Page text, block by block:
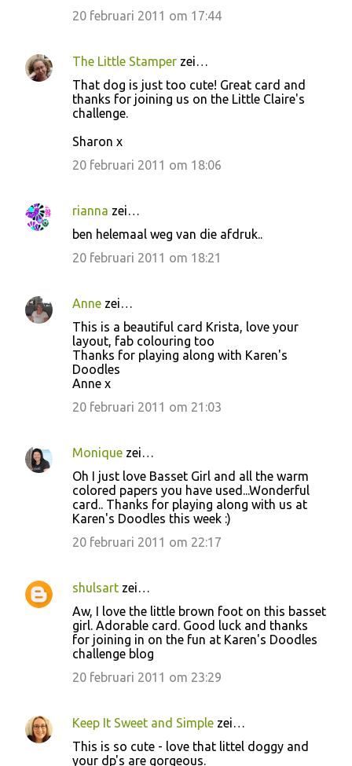
20 februari 2011 om 17:44
The Little Stamper zei…
That dog is just too cute! Great card and
thanks for joining us on the Little Claire's
challenge.
Sharon x
20 februari 2011 om 18:06
rianna zei…
ben helemaal weg van die afdruk..
20 februari 2011 om 18:21
Anne zei…
This is a beautiful card Krista, love your
layout, fab colouring too
Thanks for playing along with Karen's
Doodles
Anne x
20 februari 2011 om 21:03
Monique zei…
Oh I just love Basset Girl and all the warm
colored papers you have used...Wonderful
card.. Thanks for playing along with us at
Karen's Doodles this week :)
20 februari 2011 om 22:17
shulsart zei…
Aw, I love the little brown foot on this basset
girl. Adorable card. Good luck and thanks
for joining in on the fun at Karen's Doodles
challenge blog
20 februari 2011 om 23:29
Keep It Sweet and Simple zei…
This is so cute - love that littel doggy and
your dp's are gorgeous.